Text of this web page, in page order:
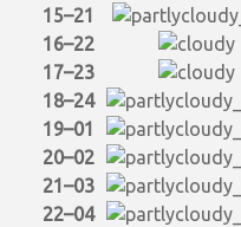
15–21
16–22
17–23
18–24
19–01
20–02
21–03
22–04